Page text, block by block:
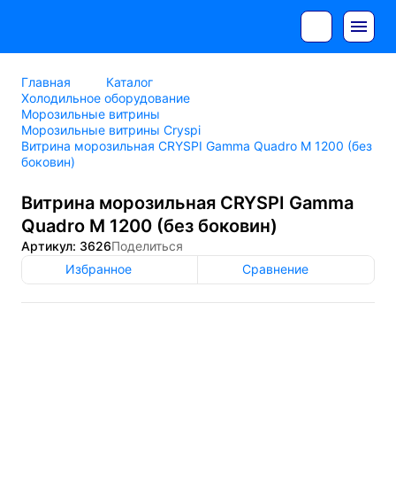
Главная
Каталог
Холодильное оборудование
Морозильные витрины
Морозильные витрины Cryspi
Витрина морозильная CRYSPI Gamma Quadro M 1200 (без
боковин)
Витрина морозильная CRYSPI Gamma
Quadro M 1200 (без боковин)
Артикул: 3626Поделиться
Избранное
Сравнение